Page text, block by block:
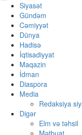
Siyasət
Gündəm
Cəmiyyət
Dünya
Hadisə
İqtisadiyyat
Maqazin
İdman
Diaspora
Media
Redaksiya
Digər
Elm və təhsil